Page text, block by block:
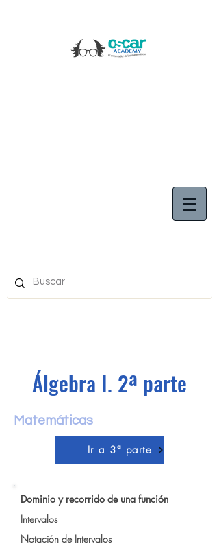
Álgebra I. 2ª parte
Matemáticas
Ir a 3ª parte
Dominio y recorrido de una función
Intervalos
Notación de Intervalos